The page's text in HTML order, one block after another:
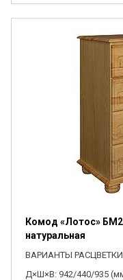
Комод «Лотос»
натуральная
ВАРИАНТЫ РАСЦВЕТКИ
Д×Ш×В: 942/440/935